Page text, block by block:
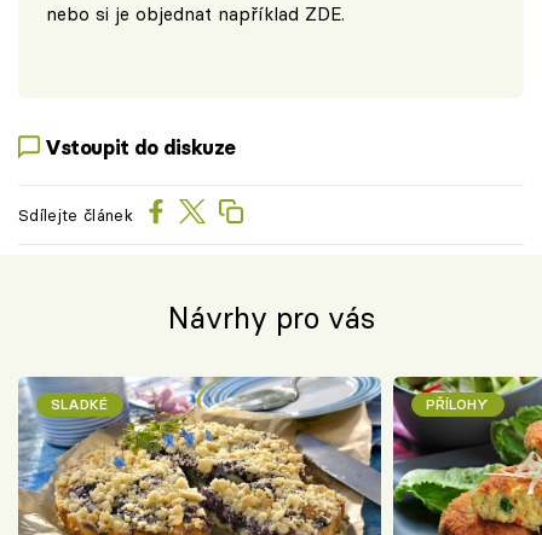
nebo si je objednat například ZDE.
Vstoupit do diskuze
Sdílejte článek
Návrhy pro vás
SLADKÉ PŘÍLOHY